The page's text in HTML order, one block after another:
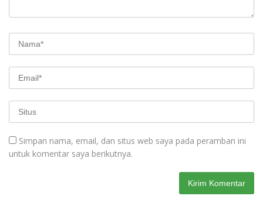
Simpan nama, email, dan situs web saya pada peramban ini
untuk komentar saya berikutnya.